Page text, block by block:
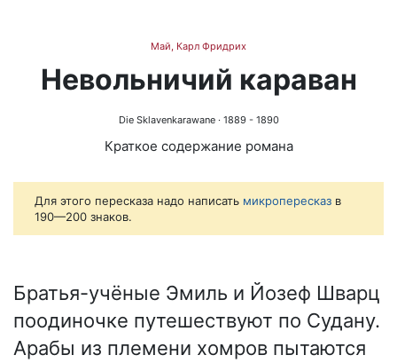
Май, Карл Фридрих
Невольничий караван
Die Sklavenkarawane· 1889 - 1890
Краткое содержание романа
Для этого пересказа надо написать микропересказ в
190—200 знаков.
Братья-учёные Эмиль и Йозеф Шварц
поодиночке путешествуют по Судану.
Арабы из племени хомров пытаются